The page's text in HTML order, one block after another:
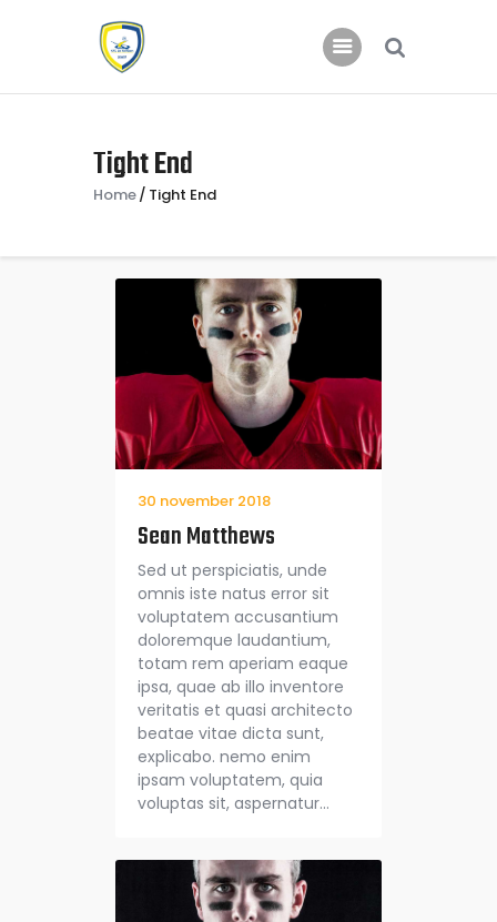
Tight End
Home Tight End
Nieuws
30 november 2018
Sean Matthews
Sed ut perspiciatis, unde
omnis iste natus error sit
voluptatem accusantium
doloremque laudantium,
totam rem aperiam eaque
ipsa, quae ab illo inventore
veritatis et quasi architecto
beatae vitae dicta sunt,
explicabo. nemo enim
ipsam voluptatem, quia
voluptas sit, aspernatur…